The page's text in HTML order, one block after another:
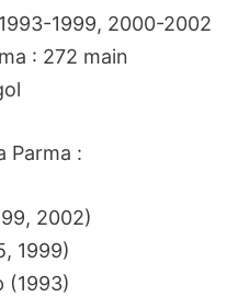
1999, 2000-2002
: 272 main
Parma :
2002)
1999)
(1993)